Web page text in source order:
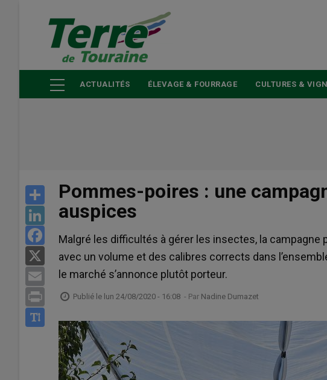
principal
ACTUALITÉS ÉLEVAGE & FOURRAGE CULTURES &
Share
LinkedIn
Facebook
Email
Print
Pommes-poires : une
auspices
Malgré les difficultés à gérer les insectes, la
avec un volume et des calibres corrects dans
le marché s’annonce plutôt porteur.
Publié le lun 24/08/2020 - 16:08 - Par Nadine Dumazet